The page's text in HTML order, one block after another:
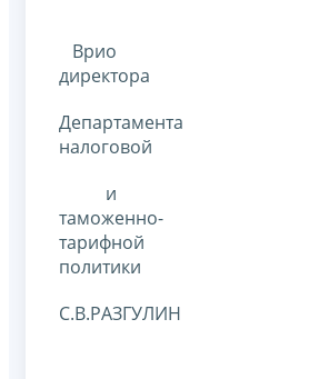
Врио
директора
Департамента
налоговой
и
таможенно-
тарифной
политики
С.В.РАЗГУЛИН